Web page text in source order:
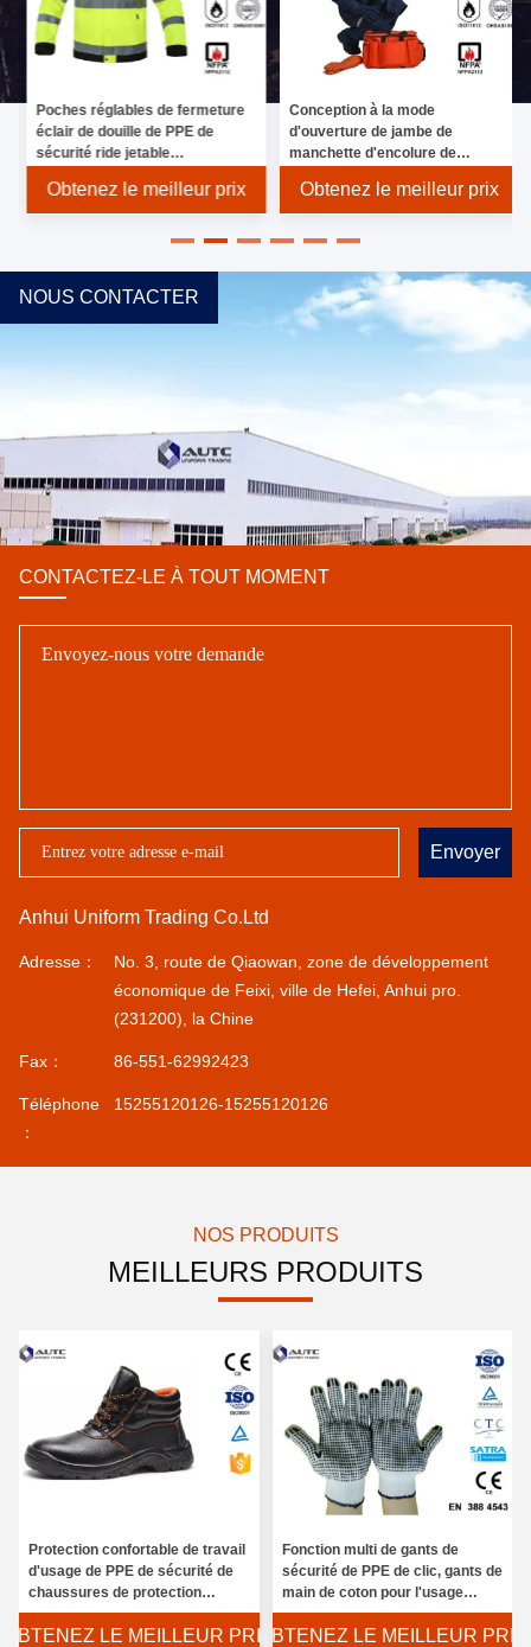
Poches réglables de fermeture
éclair de douille de PPE de
sécurité ride jetable
Obtenez le meilleur prix
Conception à la mode
d'ouverture de jambe de
manchette d'encolure de
industriel de sécurité
Obtenez le meilleur prix
NOUS CONTACTER
CONTACTEZ-LE À TOUT MOMENT
Envoyer
Anhui Uniform Trading Co.Ltd
Adresse：
No. 3, route de Qiaowan, zone de développement
économique de Feixi, ville de Hefei, Anhui pro.
(231200), la Chine
Fax： 86-551-62992423
Téléphone
：
15255120126-15255120126
NOS PRODUITS
MEILLEURS PRODUITS
Protection confortable de travail
d'usage de PPE de sécurité de
chaussures de protection
élevée faite sur commande de
cheville
OBTENEZ LE MEILLEUR PRIX
Fonction multi de gants de
sécurité de PPE de clic, gants de
main de coton pour l'usage
industriel
OBTENEZ LE MEILLEUR PRIX